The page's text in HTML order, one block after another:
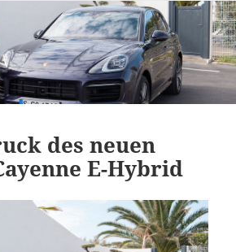
des neuen
E-Hybrid